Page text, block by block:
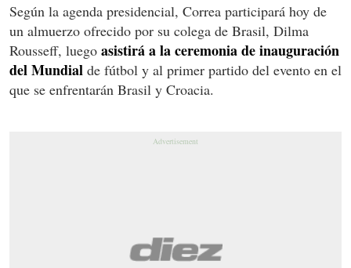
Según la agenda presidencial, Correa participará hoy de
un almuerzo ofrecido por su colega de Brasil, Dilma
Rousseff, luego asistirá a la ceremonia de inauguración
del Mundial de fútbol y al primer partido del evento en el
que se enfrentarán Brasil y Croacia.